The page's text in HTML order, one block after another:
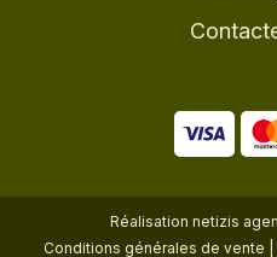
Réalisation netizis
Conditions générales de vente